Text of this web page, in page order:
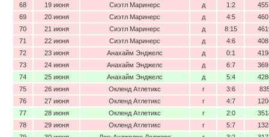
68 19 июня Сиэтл Маринерс д 1:2
69
20 июня Сиэтл Маринерс д 4:5
70
21 июня Сиэтл Маринерс д 8:15
71
22 июня Сиэтл Маринерс д 4:6
72
23 июня Анахайм Энджелс д 0:1
73
24 июня Анахайм Энджелс д 6:7
74
25 июня Анахайм Энджелс д 5:4
75
26 июня Окленд Атлетикс г 3:6
76
27 июня Окленд Атлетикс г 4:7
77
28 июня Окленд Атлетикс г 2:0
78
29 июня Окленд Атлетикс г 5:7